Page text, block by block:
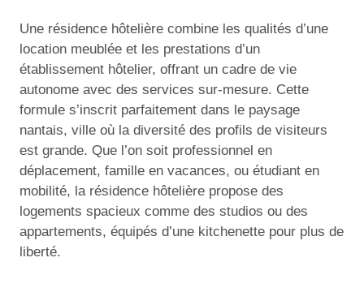
Une résidence hôtelière combine les qualités d’une
location meublée et les prestations d’un
établissement hôtelier, offrant un cadre de vie
autonome avec des services sur-mesure. Cette
formule s’inscrit parfaitement dans le paysage
nantais, ville où la diversité des profils de visiteurs
est grande. Que l’on soit professionnel en
déplacement, famille en vacances, ou étudiant en
mobilité, la résidence hôtelière propose des
logements spacieux comme des studios ou des
appartements, équipés d’une kitchenette pour plus de
liberté.